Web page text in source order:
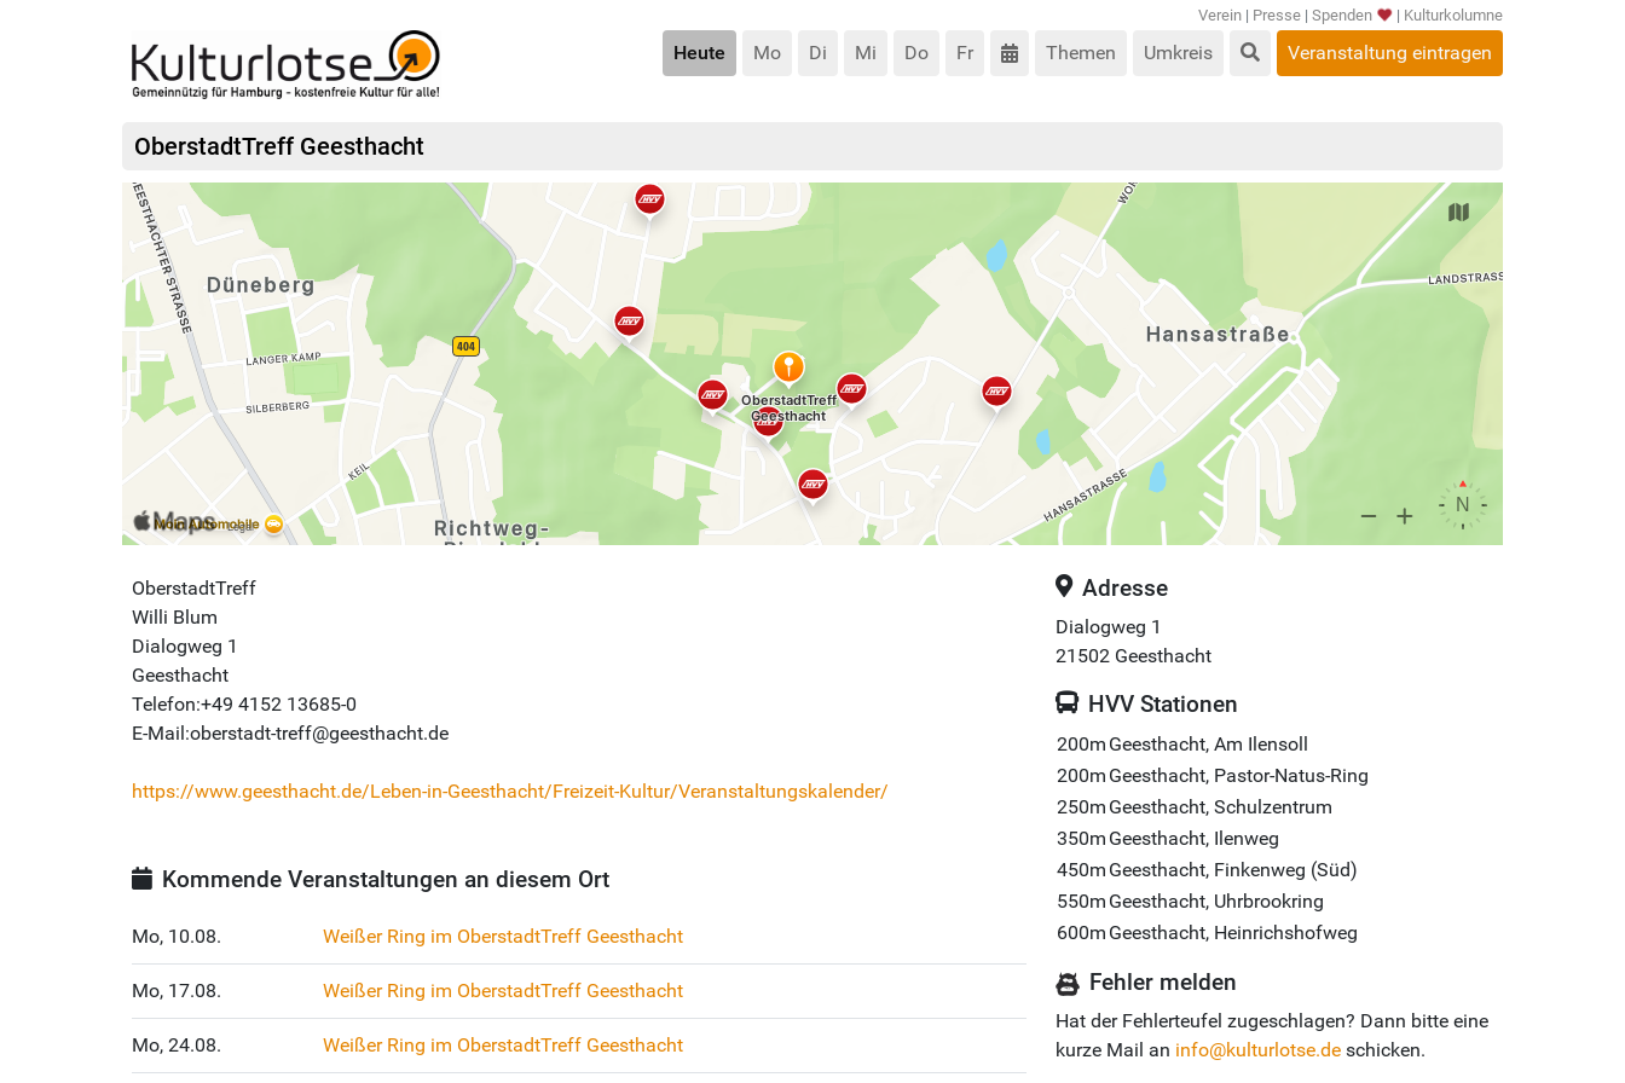
Verein | Presse | Spenden | Kulturkolumne
Heute Mo Di Mi Do Fr Themen Umkreis Veranstaltung eintragen
OberstadtTreff Geesthacht
OberstadtTreff
Willi Blum
Dialogweg 1
Geesthacht
Telefon:+49 4152 13685-0
E-Mail:oberstadt-treff@geesthacht.de
https://www.geesthacht.de/Leben-in-Geesthacht/Freizeit-Kultur/Veranstaltungskalender/
Kommende Veranstaltungen an diesem Ort
Mo, 10.08. Weißer Ring im OberstadtTreff Geesthacht
Mo, 17.08. Weißer Ring im OberstadtTreff Geesthacht
Mo, 24.08. Weißer Ring im OberstadtTreff Geesthacht
Adresse
Dialogweg 1
21502 Geesthacht
HVV Stationen
200m Geesthacht, Am Ilensoll
200m Geesthacht, Pastor-Natus-Ring
250m Geesthacht, Schulzentrum
350m Geesthacht, Ilenweg
450m Geesthacht, Finkenweg (Süd)
550m Geesthacht, Uhrbrookring
600m Geesthacht, Heinrichshofweg
Fehler melden
Hat der Fehlerteufel zugeschlagen? Dann bitte eine
kurze Mail an info@kulturlotse.de schicken.